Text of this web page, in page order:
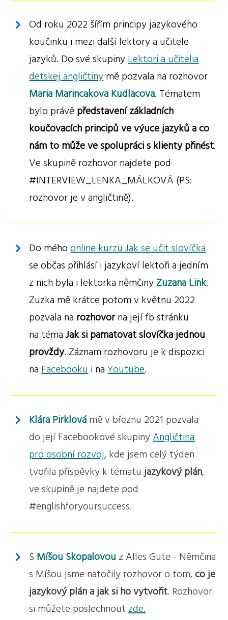
Od roku 2022 šířím principy jazykového
koučinku i mezi další lektory a učitele
jazyků. Do své skupiny Lektori a učitelia
detskej angličtiny mě pozvala na rozhovor
Maria Marincakova Kudlacova. Tématem
bylo právě představení základních
koučovacích principů ve výuce jazyků a co
nám to může ve spolupráci s klienty přinést.
Ve skupině rozhovor najdete pod
#INTERVIEW_LENKA_MÁLKOVÁ (PS:
rozhovor je v angličtině).
Do méhoonline kurzu Jak se učit slovíčka
se občas přihlásí i jazykoví lektoři a jedním
z nich byla i lektorka němčiny Zuzana Link.
Zuzka mě krátce potom v květnu 2022
pozvala na rozhovorna její fb stránku
na témaJak si pamatovat slovíčka jednou
provždy. Záznam rozhovoru je k dispozici
na Facebooku i naYoutube.
Klára Pirklová mě v březnu 2021 pozvala
do její Facebookové skupiny Angličtina
pro osobní rozvoj, kde jsem celý týden
tvořila příspěvky k tématu jazykový plán,
ve skupině je najdete pod
#englishforyoursuccess.
S Míšou Skopalovou z Alles Gute - Němčina
s Míšou jsme natočily rozhovor o tom,co je
jazykový plán a jak si ho vytvořit. Rozhovor
si můžete poslechnout zde.